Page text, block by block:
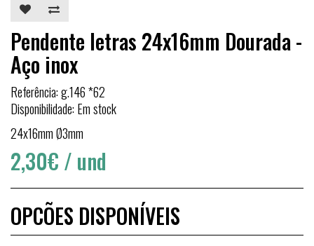
Pendente letras 24x16mm Dourada -
Aço inox
Referência: g.146 *62
Disponibilidade: Em stock
24x16mm Ø3mm
2,30€ / und
OPCÕES DISPONÍVEIS